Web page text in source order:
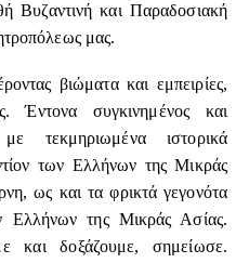
Βυζαντινή και Παραδοσιακή
μας.
βιώματα και εμπειρίες,
Έντονα συγκινημένος και
τεκμηριωμένα ιστορικά
των Ελλήνων της Μικράς
ως και τα φρικτά γεγονότα
Ελλήνων της Μικράς Ασίας.
και δοξάζουμε, σημείωσε.